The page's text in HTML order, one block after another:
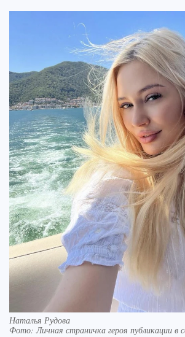
Наталья Рудова
Фото:Личная страничка героя публикации в